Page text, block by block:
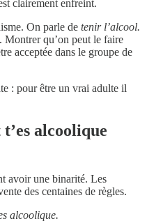
clairement enfreint.
On parle de tenir l’alcool.
qu’on peut le faire
acceptée dans le groupe de
: pour être un vrai adulte il
alcoolique
avoir une binarité. Les
des centaines de règles.
alcoolique.